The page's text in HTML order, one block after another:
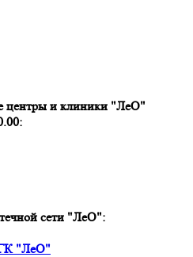
центры и клиники "ЛеО"
сети "ЛеО":
"ЛеО"